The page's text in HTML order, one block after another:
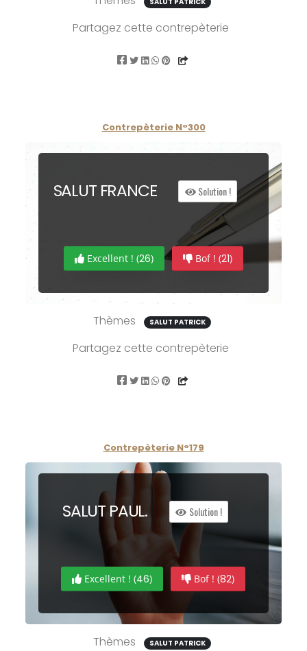
Partagez cette contrepèterie
Contrepèterie N°300
SALUT FRANCE Solution !
Excellent ! (26) Bof ! (21)
Thèmes SALUT PATRICK
Partagez cette contrepèterie
Contrepèterie N°179
SALUT PAUL. Solution !
Excellent ! (46) Bof ! (82)
Thèmes SALUT PATRICK